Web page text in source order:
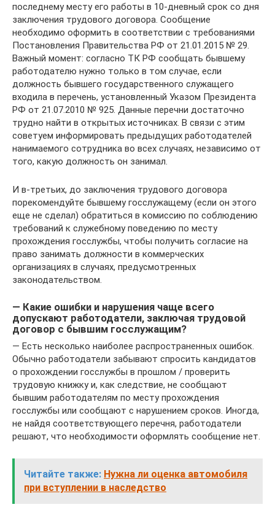
последнему месту его работы в 10-дневный срок со дня
заключения трудового договора. Сообщение
необходимо оформить в соответствии с требованиями
Постановления Правительства РФ от 21.01.2015 № 29.
Важный момент: согласно ТК РФ сообщать бывшему
работодателю нужно только в том случае, если
должность бывшего государственного служащего
входила в перечень, установленный Указом Президента
РФ от 21.07.2010 № 925. Данные перечни достаточно
трудно найти в открытых источниках. В связи с этим
советуем информировать предыдущих работодателей
нанимаемого сотрудника во всех случаях, независимо от
того, какую должность он занимал.
И в-третьих, до заключения трудового договора
порекомендуйте бывшему госслужащему (если он этого
еще не сделал) обратиться в комиссию по соблюдению
требований к служебному поведению по месту
прохождения госслужбы, чтобы получить согласие на
право занимать должности в коммерческих
организациях в случаях, предусмотренных
законодательством.
— Какие ошибки и нарушения чаще всего
допускают работодатели, заключая трудовой
договор с бывшим госслужащим?
— Есть несколько наиболее распространенных ошибок.
Обычно работодатели забывают спросить кандидатов
о прохождении госслужбы в прошлом / проверить
трудовую книжку и, как следствие, не сообщают
бывшим работодателям по месту прохождения
госслужбы или сообщают с нарушением сроков. Иногда,
не найдя соответствующего перечня, работодатели
решают, что необходимости оформлять сообщение нет.
Читайте также: Нужна ли оценка автомобиля
при вступлении в наследство